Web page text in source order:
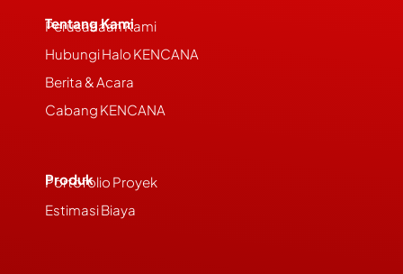
Tentang Kami
Perusahaan Kami
Hubungi Halo KENCANA
Berita & Acara
Cabang KENCANA
Produk
Portofolio Proyek
Estimasi Biaya